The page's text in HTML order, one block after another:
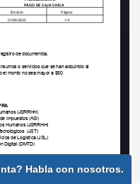
Habla con nosotros.